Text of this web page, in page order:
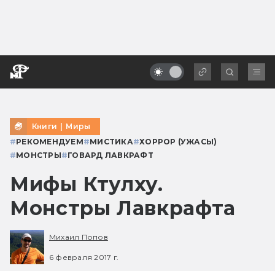
Книги | Миры
#РЕКОМЕНДУЕМ#МИСТИКА#ХОРРОР (УЖАСЫ)
#МОНСТРЫ#ГОВАРД ЛАВКРАФТ
Мифы Ктулху.
Монстры Лавкрафта
Михаил Попов
6 февраля 2017 г.